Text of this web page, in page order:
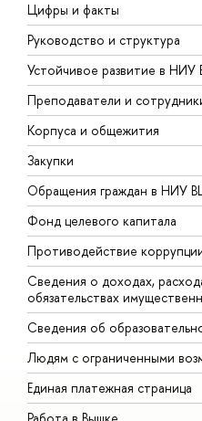
Цифры и факты
Руководство и структура
Устойчивое развитие в
Преподаватели и
Корпуса и общежития
Закупки
Обращения граждан в НИУ
Фонд целевого капитала
Противодействие
Сведения о доходах,
обязательствах
Сведения об
Людям с ограниченными
Единая платежная страница